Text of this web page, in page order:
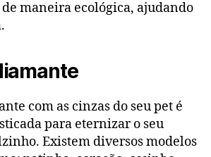
maneira ecológica, ajudando
com as cinzas do seu pet é
para eternizar o seu
Existem diversos modelos